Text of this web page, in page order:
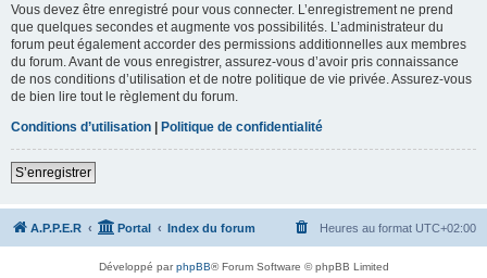
Vous devez être enregistré pour vous connecter. L’enregistrement ne prend
que quelques secondes et augmente vos possibilités. L’administrateur du
forum peut également accorder des permissions additionnelles aux membres
du forum. Avant de vous enregistrer, assurez-vous d’avoir pris connaissance
de nos conditions d’utilisation et de notre politique de vie privée. Assurez-vous
de bien lire tout le règlement du forum.
Conditions d’utilisation | Politique de confidentialité
S’enregistrer
A.P.P.E.R Portal Index du forum Heures au format UTC+02:00
Développé parphpBB® Forum Software © phpBB Limited